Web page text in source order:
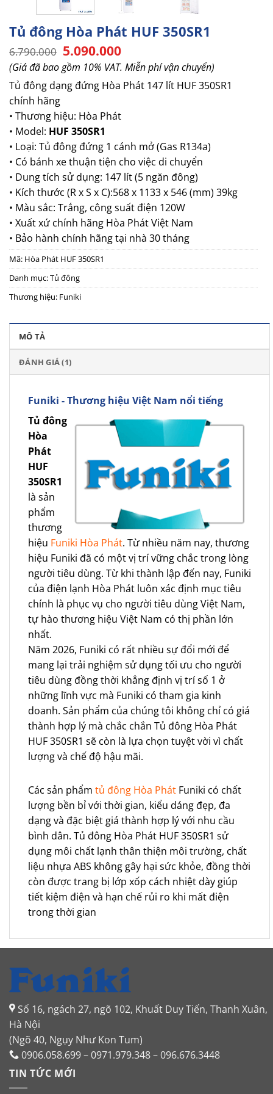
Tủ đông Hòa Phát HUF 350SR1
6.790.000 Giá
gốc
là:
6.790.000.
5.090.000Giá
hiện
tại
là:
(Giá đã bao gồm 10% VAT. Miễn phí vận chuyển)
Tủ đông dạng đứng Hòa Phát 147 lít HUF 350SR1
chính hãng
• Thương hiệu: Hòa Phát
• Model: HUF 350SR1
• Loại: Tủ đông đứng 1 cánh mở (Gas R134a)
• Có bánh xe thuận tiện cho việc di chuyển
• Dung tích sử dụng: 147 lít (5 ngăn đông)
• Kích thước (R x S x C):568 x 1133 x 546 (mm) 39kg
• Màu sắc: Trắng, công suất điện 120W
• Xuất xứ chính hãng Hòa Phát Việt Nam
• Bảo hành chính hãng tại nhà 30 tháng
Mã: Hòa Phát HUF 350SR1
Danh mục:Tủ đông
Thương hiệu: Funiki
MÔ TẢ
ĐÁNH GIÁ (1)
Funiki - Thương hiệu Việt Nam nổi tiếng
Tủ đông
Hòa
Phát
HUF
350SR1
là sản
phẩm
thương
hiệu Funiki Hòa Phát. Từ nhiều năm nay, thương
hiệu Funiki đã có một vị trí vững chắc trong lòng
người tiêu dùng. Từ khi thành lập đến nay, Funiki
của điện lạnh Hòa Phát luôn xác định mục tiêu
chính là phục vụ cho người tiêu dùng Việt Nam,
tự hào thương hiệu Việt Nam có thị phần lớn
nhất.
Năm 2026, Funiki có rất nhiều sự đổi mới để
mang lại trải nghiệm sử dụng tối ưu cho người
tiêu dùng đồng thời khẳng định vị trí số 1 ở
những lĩnh vực mà Funiki có tham gia kinh
doanh. Sản phẩm của chúng tôi không chỉ có giá
thành hợp lý mà chắc chắn Tủ đông Hòa Phát
HUF 350SR1 sẽ còn là lựa chọn tuyệt vời vì chất
lượng và chế độ hậu mãi.
Các sản phẩm tủ đông Hòa Phát Funiki có chất
lượng bền bỉ với thời gian, kiểu dáng đẹp, đa
dạng và đặc biệt giá thành hợp lý với nhu cầu
bình dân. Tủ đông Hòa Phát HUF 350SR1 sử
dụng môi chất lạnh thân thiện môi trường, chất
liệu nhựa ABS không gây hại sức khỏe, đồng thời
còn được trang bị lớp xốp cách nhiệt dày giúp
tiết kiệm điện và hạn chế rủi ro khi mất điện
trong thời gian
Số 16, ngách 27, ngõ 102, Khuất Duy Tiến, Thanh Xuân,
Hà Nội
(Ngõ 40, Ngụy Như Kon Tum)
0906.058.699 – 0971.979.348 – 096.676.3448
TIN TỨC MỚI